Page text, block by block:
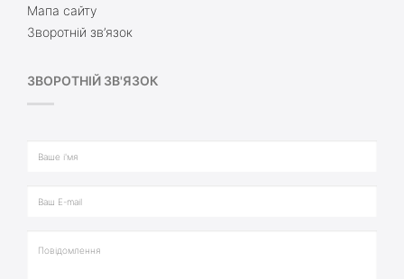
Мапа сайту
Зворотній зв’язок
ЗВОРОТНІЙ ЗВ'ЯЗОК